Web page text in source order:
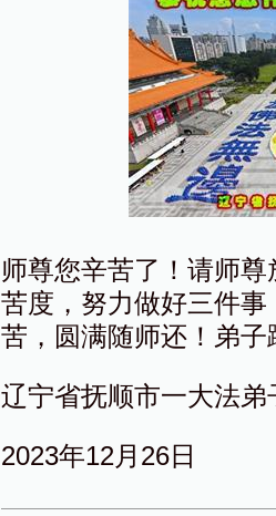
师尊您辛苦了！请师
苦度，努力做好三件
苦，圆满随师还！弟子
辽宁省抚顺市一大法弟
2023年12月26日